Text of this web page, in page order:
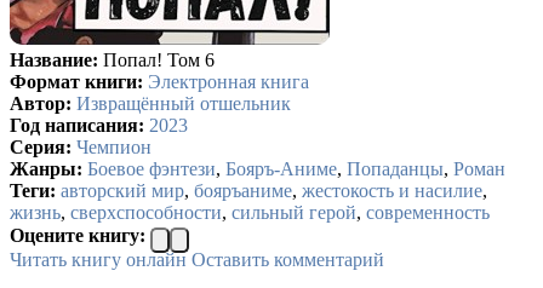
Название: Попал! Том 6
Формат книги: Электронная книга
Автор: Извращённый отшельник
Год написания: 2023
Серия: Чемпион
Жанры: Боевое фэнтези, Бояръ-Аниме, Попаданцы, Роман
Теги: авторский мир, бояръаниме, жестокость и насилие,
жизнь, сверхспособности, сильный герой, современность
Оцените книгу:
Читать книгу онлайн Оставить комментарий